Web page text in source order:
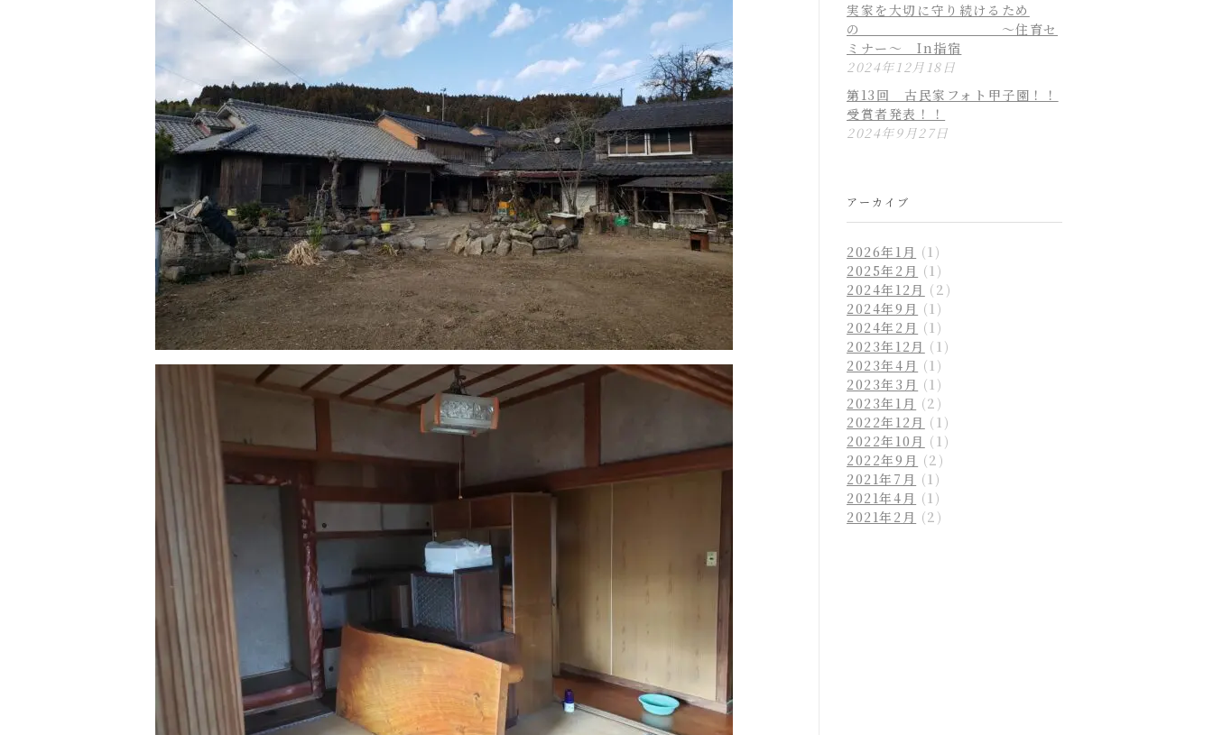
実家を大切に守り続けるため
の ～住育セ
ミナー～ In指宿
2024年12月18日
第13回 古民家フォト甲子園！！
受賞者発表！！
2024年9月27日
アーカイブ
2026年1月 (1)
2025年2月 (1)
2024年12月 (2)
2024年9月 (1)
2024年2月 (1)
2023年12月 (1)
2023年4月 (1)
2023年3月 (1)
2023年1月 (2)
2022年12月 (1)
2022年10月 (1)
2022年9月 (2)
2021年7月 (1)
2021年4月 (1)
2021年2月 (2)